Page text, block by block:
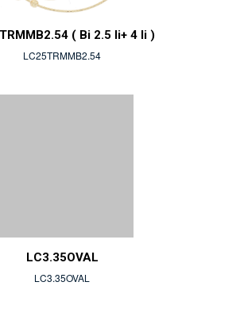
( Bi 2.5 li+ 4 li )
LC25TRMMB2.54
LC3.35OVAL
LC3.35OVAL